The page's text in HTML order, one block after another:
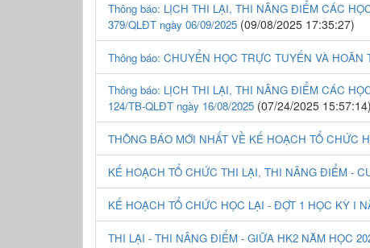
Thông báo: LỊCH THI LẠI, THI NÂNG ĐIỂM CÁC
379/QLĐT ngày 06/09/2025 (09/08/2025 17:35:27)
Thông báo: CHUYỂN HỌC TRỰC TUYẾN VÀ
Thông báo: LỊCH THI LẠI, THI NÂNG ĐIỂM CÁC
124/TB-QLĐT ngày 16/08/2025 (07/24/2025 15:57:14)
THÔNG BÁO MỚI NHẤT VỀ KẾ HOẠCH TỔ CHỨC
KẾ HOẠCH TỔ CHỨC THI LẠI, THI NÂNG ĐIỂM -
KẾ HOẠCH TỔ CHỨC HỌC LẠI - ĐỢT 1 HỌC KỲ I
THI LẠI - THI NÂNG ĐIỂM - GIỮA HK2 NĂM HỌC